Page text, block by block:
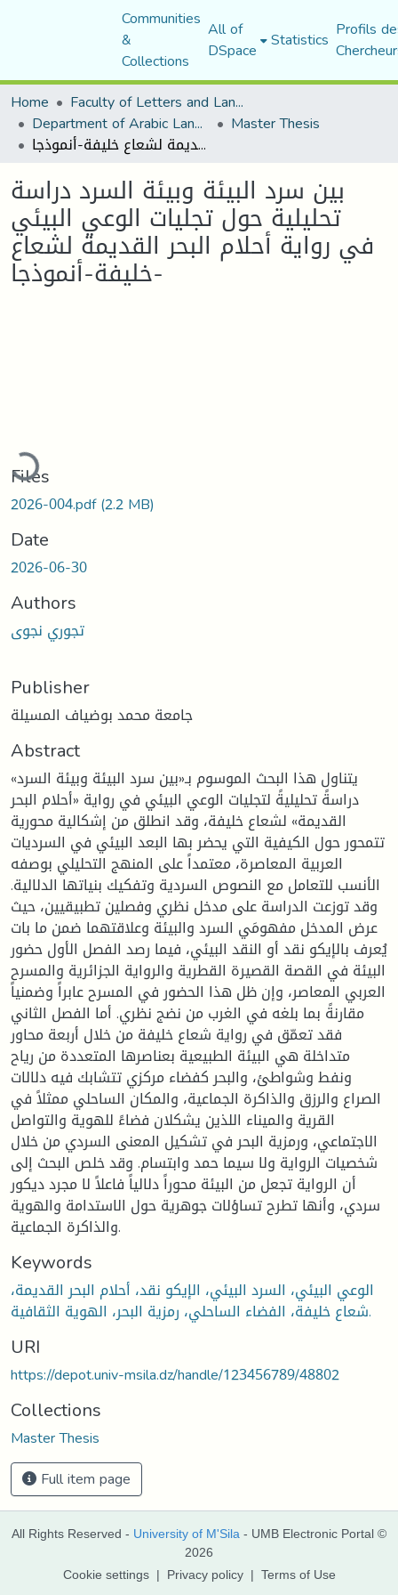
Communities
&
Collections
All of
DSpace Statistics Profils
Home
Faculty of Letters and Languages
Department of Arabic Language and Literature Master Thesis
بين سرد البيئة وبيئة السرد دراسة تحليلية حول تجليات الوعي البيئي في رواية أحلام البحر القديمة لشعاع خليفة-أنموذجا-
بين سرد البيئة وبيئة السرد دراسة
تحليلية حول تجليات الوعي البيئي
في رواية أحلام البحر القديمة لشعاع
خليفة-أنموذجا-
Loading...
Files
2026-004.pdf(2.2 MB)
Date
2026-06-30
Authors
تجوري نجوى
Publisher
جامعة محمد بوضياف المسيلة
Abstract
يتناول هذا البحث الموسوم بـ«بين سرد البيئة وبيئة السرد»
دراسةً تحليليةً لتجليات الوعي البيئي في رواية «أحلام البحر
القديمة» لشعاع خليفة، وقد انطلق من إشكالية محورية
تتمحور حول الكيفية التي يحضر بها البعد البيئي في السرديات
العربية المعاصرة، معتمداً على المنهج التحليلي بوصفه
الأنسب للتعامل مع النصوص السردية وتفكيك بنياتها الدلالية.
وقد توزعت الدراسة على مدخل نظري وفصلين تطبيقيين، حيث
عرض المدخل مفهومَي السرد والبيئة وعلاقتهما ضمن ما بات
يُعرف بالإيكو نقد أو النقد البيئي، فيما رصد الفصل الأول حضور
البيئة في القصة القصيرة القطرية والرواية الجزائرية والمسرح
العربي المعاصر، وإن ظل هذا الحضور في المسرح عابراً وضمنياً
مقارنةً بما بلغه في الغرب من نضج نظري. أما الفصل الثاني
فقد تعمّق في رواية شعاع خليفة من خلال أربعة محاور
متداخلة هي البيئة الطبيعية بعناصرها المتعددة من رياح
ونفط وشواطئ، والبحر كفضاء مركزي تتشابك فيه دلالات
الصراع والرزق والذاكرة الجماعية، والمكان الساحلي ممثلاً في
القرية والميناء اللذين يشكلان فضاءً للهوية والتواصل
الاجتماعي، ورمزية البحر في تشكيل المعنى السردي من خلال
شخصيات الرواية ولا سيما حمد وابتسام. وقد خلص البحث إلى
أن الرواية تجعل من البيئة محوراً دلالياً فاعلاً لا مجرد ديكور
سردي، وأنها تطرح تساؤلات جوهرية حول الاستدامة والهوية
والذاكرة الجماعية.
Keywords
الوعي البيئي، السرد البيئي، الإيكو نقد، أحلام البحر القديمة،
شعاع خليفة، الفضاء الساحلي، رمزية البحر، الهوية الثقافية.
URI
https://depot.univ-msila.dz/handle/123456789/48802
Collections
Master Thesis
Full item page
All Rights Reserved - University of M'Sila - UMB Electronic Portal ©
2026
Cookie settings | Privacy policy | Terms of Use